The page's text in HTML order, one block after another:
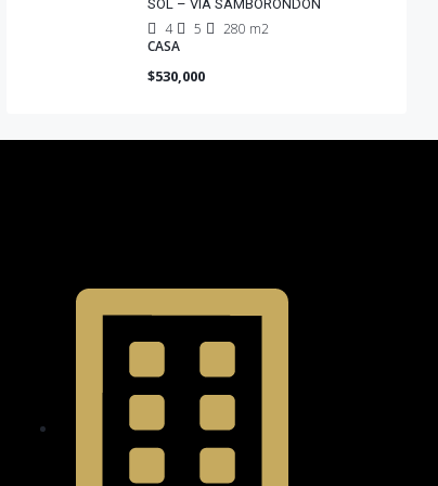
SOL – VIA SAMBORONDON
4 5
280 m2
CASA
$530,000